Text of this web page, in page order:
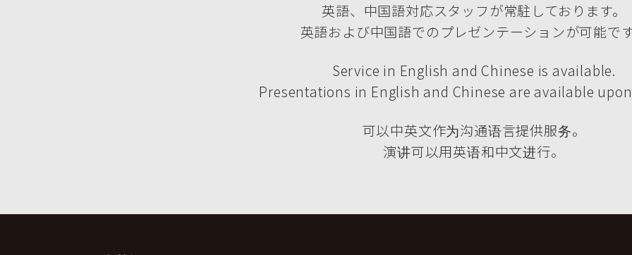
英語、中国語対応スタッフが常駐しております。
英語および中国語でのプレゼンテーションが可能です
Service in English and Chinese is available.
Presentations in English and Chinese are available
可以中英文作为沟通语言提供服务。
演讲可以用英语和中文进行。